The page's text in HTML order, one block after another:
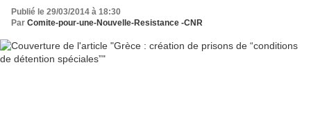
Publié le 29/03/2014 à 18:30
Par Comite-pour-une-Nouvelle-Resistance -CNR